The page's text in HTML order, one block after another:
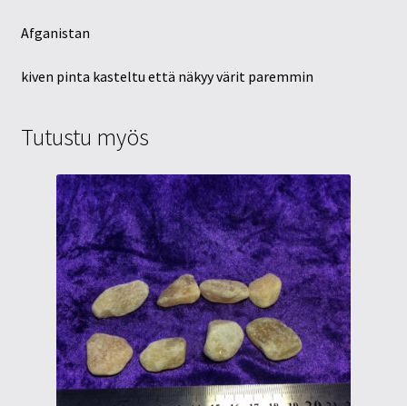
Afganistan
kiven pinta kasteltu että näkyy värit paremmin
Tutustu myös